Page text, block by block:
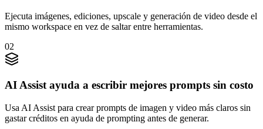
Ejecuta imágenes, ediciones, upscale y generación de video desde el
mismo workspace en vez de saltar entre herramientas.
02
AI Assist ayuda a escribir mejores prompts sin costo
Usa AI Assist para crear prompts de imagen y video más claros sin
gastar créditos en ayuda de prompting antes de generar.